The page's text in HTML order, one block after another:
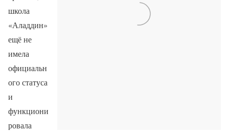
школа
«Аладдин»
ещё не
имела
официальн
ого статуса
и
функциони
ровала